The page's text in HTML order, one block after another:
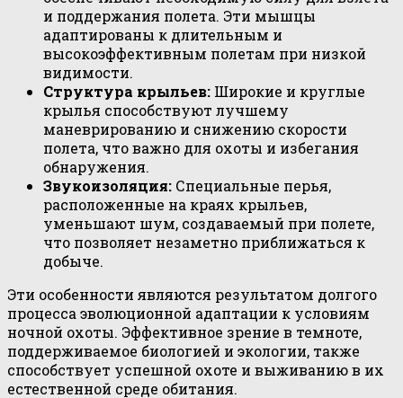
и поддержания полета. Эти мышцы
адаптированы к длительным и
высокоэффективным полетам при низкой
видимости.
Структура крыльев: Широкие и круглые
крылья способствуют лучшему
маневрированию и снижению скорости
полета, что важно для охоты и избегания
обнаружения.
Звукоизоляция: Специальные перья,
расположенные на краях крыльев,
уменьшают шум, создаваемый при полете,
что позволяет незаметно приближаться к
добыче.
Эти особенности являются результатом долгого
процесса эволюционной адаптации к условиям
ночной охоты. Эффективное зрение в темноте,
поддерживаемое биологией и экологии, также
способствует успешной охоте и выживанию в их
естественной среде обитания.